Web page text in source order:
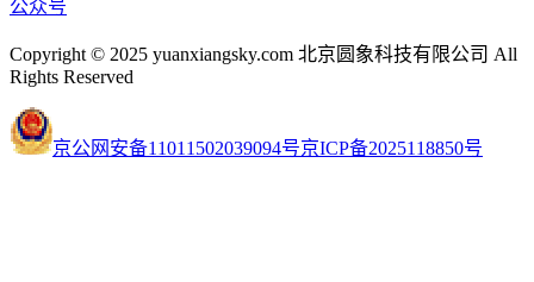
公众号
Copyright © 2025 yuanxiangsky.com 北京圆象科技有限公司 All
Rights Reserved
京公网安备11011502039094号京ICP备2025118850号